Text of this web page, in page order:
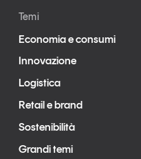
Temi
Economia e consumi
Innovazione
Logistica
Retail e brand
Sostenibilità
Grandi temi